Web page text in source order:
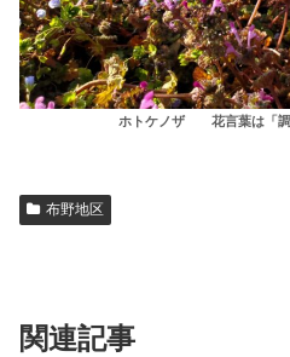
ホトケノザ 花言葉は「調
布野地区
関連記事